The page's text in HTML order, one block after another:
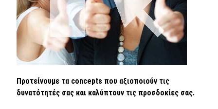
Προτείνουμε τα concepts που αξιοποιούν τις
δυνατότητές σας και καλύπτουν τις προσδοκίες σας.